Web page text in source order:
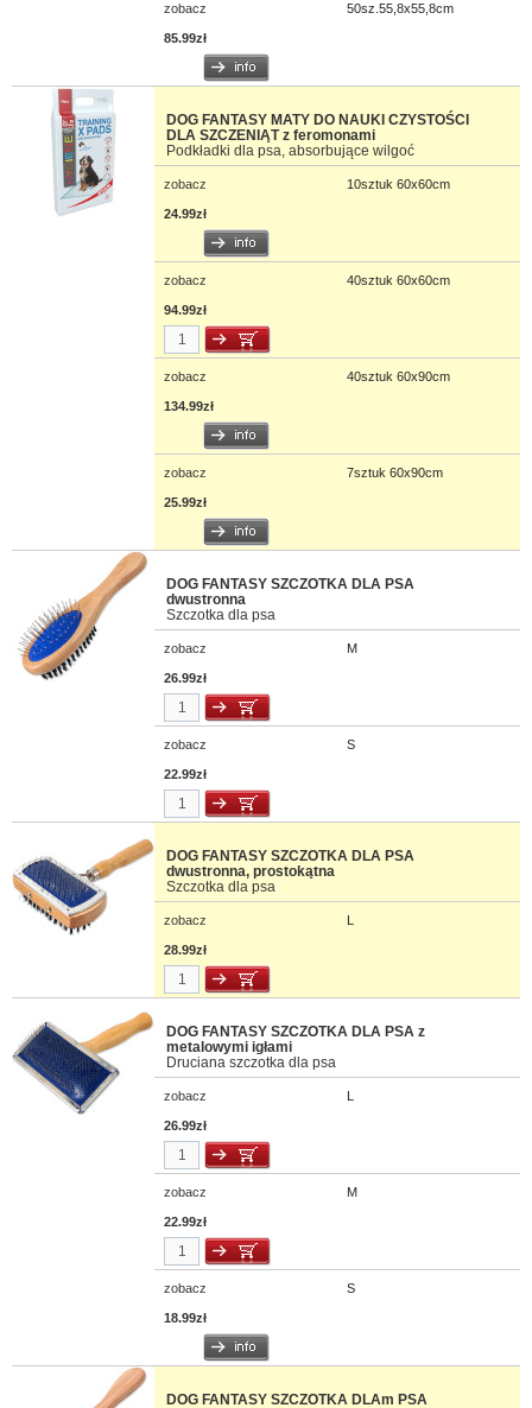
zobacz 50sz.55,8x55,8cm
85.99zł
DOG FANTASY MATY DO NAUKI CZYSTOŚCI
DLA SZCZENIĄT z feromonami
Podkładki dla psa, absorbujące wilgoć
zobacz 10sztuk 60x60cm
24.99zł
zobacz 40sztuk 60x60cm
94.99zł
zobacz 40sztuk 60x90cm
134.99zł
zobacz 7sztuk 60x90cm
25.99zł
DOG FANTASY SZCZOTKA DLA PSA
dwustronna
Szczotka dla psa
zobacz M
26.99zł
zobacz S
22.99zł
DOG FANTASY SZCZOTKA DLA PSA
dwustronna, prostokątna
Szczotka dla psa
zobacz L
28.99zł
DOG FANTASY SZCZOTKA DLA PSA z
metalowymi igłami
Druciana szczotka dla psa
zobacz L
26.99zł
zobacz M
22.99zł
zobacz S
18.99zł
DOG FANTASY SZCZOTKA DLAm PSA